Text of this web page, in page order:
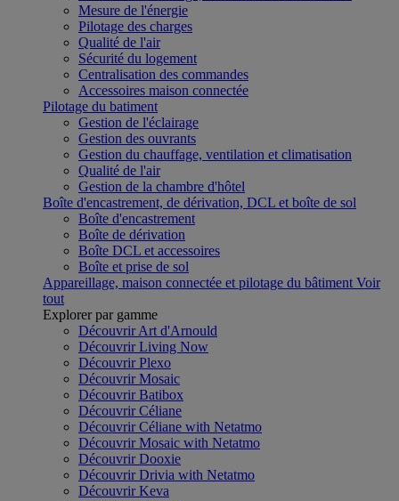
Mesure de l'énergie
Pilotage des charges
Qualité de l'air
Sécurité du logement
Centralisation des commandes
Accessoires maison connectée
Pilotage du batiment
Gestion de l'éclairage
Gestion des ouvrants
Gestion du chauffage, ventilation et climatisation
Qualité de l'air
Gestion de la chambre d'hôtel
Boîte d'encastrement, de dérivation, DCL et boîte de sol
Boîte d'encastrement
Boîte de dérivation
Boîte DCL et accessoires
Boîte et prise de sol
Appareillage, maison connectée et pilotage du bâtiment Voir
tout
Explorer par gamme
Découvrir Art d'Arnould
Découvrir Living Now
Découvrir Plexo
Découvrir Mosaic
Découvrir Batibox
Découvrir Céliane
Découvrir Céliane with Netatmo
Découvrir Mosaic with Netatmo
Découvrir Dooxie
Découvrir Drivia with Netatmo
Découvrir Keva